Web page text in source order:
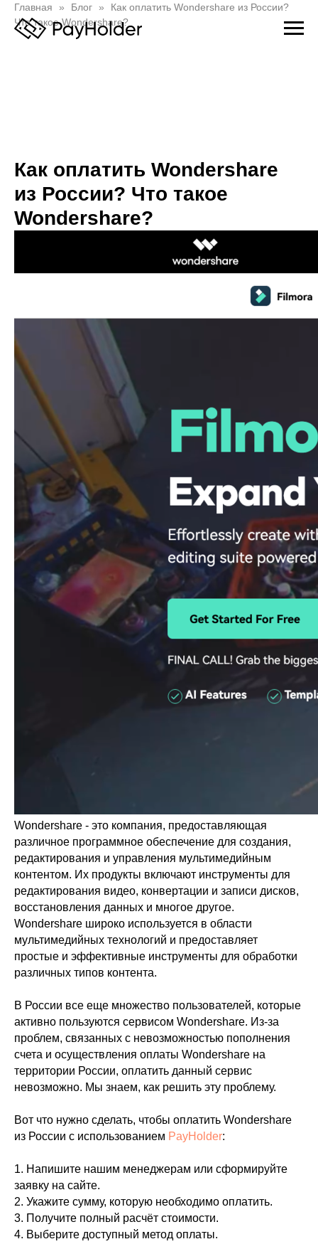
Главная Блог
Как оплатить Wondershare из России?
Что такое Wondershare?
Как оплатить Wondershare
из России? Что такое
Wondershare?
Wondershare - это компания, предоставляющая
различное программное обеспечение для создания,
редактирования и управления мультимедийным
контентом. Их продукты включают инструменты для
редактирования видео, конвертации и записи дисков,
восстановления данных и многое другое.
Wondershare широко используется в области
мультимедийных технологий и предоставляет
простые и эффективные инструменты для обработки
различных типов контента.
В России все еще множество пользователей, которые
активно пользуются сервисом Wondershare. Из-за
проблем, связанных с невозможностью пополнения
счета и осуществления оплаты Wondershare на
территории России, оплатить данный сервис
невозможно. Мы знаем, как решить эту проблему.
Вот что нужно сделать, чтобы оплатить Wondershare
из России с использованием PayHolder:
1. Напишите нашим менеджерам или сформируйте
заявку на сайте.
2. Укажите сумму, которую необходимо оплатить.
3. Получите полный расчёт стоимости.
4. Выберите доступный метод оплаты.